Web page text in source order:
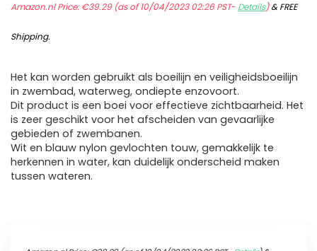
Amazon.nl Price:€39.29(as of 10/04/2023 02:26 PST- Details)&FREE
Shipping.
Het kan worden gebruikt als boeilijn en veiligheidsboeilijn
in zwembad, waterweg, ondiepte enzovoort.
Dit product is een boei voor effectieve zichtbaarheid. Het
is zeer geschikt voor het afscheiden van gevaarlijke
gebieden of zwembanen.
Wit en blauw nylon gevlochten touw, gemakkelijk te
herkennen in water, kan duidelijk onderscheid maken
tussen wateren.